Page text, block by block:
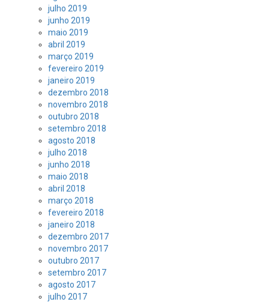
julho 2019
junho 2019
maio 2019
abril 2019
março 2019
fevereiro 2019
janeiro 2019
dezembro 2018
novembro 2018
outubro 2018
setembro 2018
agosto 2018
julho 2018
junho 2018
maio 2018
abril 2018
março 2018
fevereiro 2018
janeiro 2018
dezembro 2017
novembro 2017
outubro 2017
setembro 2017
agosto 2017
julho 2017